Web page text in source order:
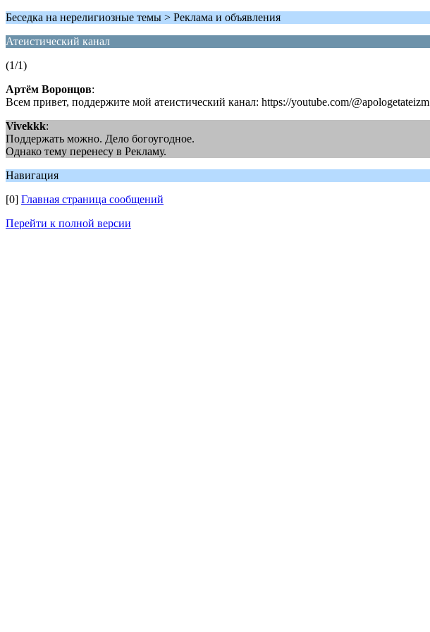
Беседка на нерелигиозные темы > Peклaмa и oбъявления
Атеистический канал
(1/1)
Артём Воронцов:
Всем привет, поддержите мой атеистический канал: https://youtube.com/@apologetateizm
Vivekkk:
Поддержать можно. Дело богоугодное.
Однако тему перенесу в Рекламу.
Навигация
[0] Главная страница сообщений
Перейти к полной версии